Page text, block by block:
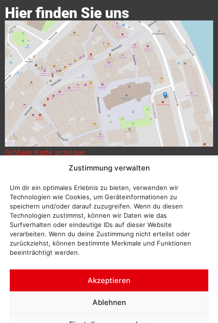
Zustimmung verwalten
Um dir ein optimales Erlebnis zu bieten, verwenden wir
Technologien wie Cookies, um Geräteinformationen zu
speichern und/oder darauf zuzugreifen. Wenn du diesen
Technologien zustimmst, können wir Daten wie das
Surfverhalten oder eindeutige IDs auf dieser Website
verarbeiten. Wenn du deine Zustimmung nicht erteilst oder
zurückziehst, können bestimmte Merkmale und Funktionen
beeinträchtigt werden.
Akzeptieren
Ablehnen
Hier finden Sie uns
Größere Karte anzeigen